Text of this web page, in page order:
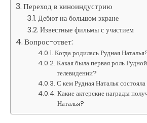
Переход в киноиндустрию
Дебют на большом экране
Известные фильмы с участием
Вопрос-ответ:
Когда родилась Рудная
Какая была первая роль
телевидении?
С кем Рудная Наталья
Какие актерские награды
Наталья?